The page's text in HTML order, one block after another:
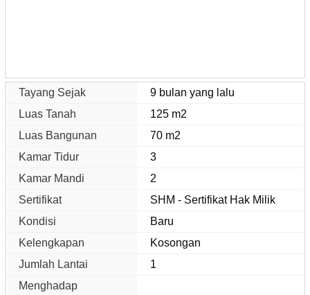
Tayang Sejak
9 bulan yang lalu
Luas Tanah
125 m2
Luas Bangunan
70 m2
Kamar Tidur
3
Kamar Mandi
2
Sertifikat
SHM - Sertifikat Hak Milik
Kondisi
Baru
Kelengkapan
Kosongan
Jumlah Lantai
1
Menghadap